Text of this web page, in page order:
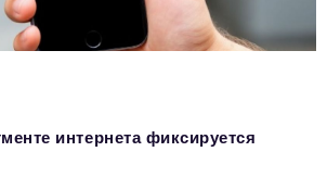
интернета фиксируется